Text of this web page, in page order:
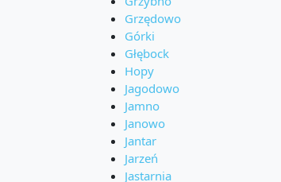
Grzędowo
Górki
Głębock
Hopy
Jagodowo
Jamno
Janowo
Jantar
Jarzeń
Jastarnia